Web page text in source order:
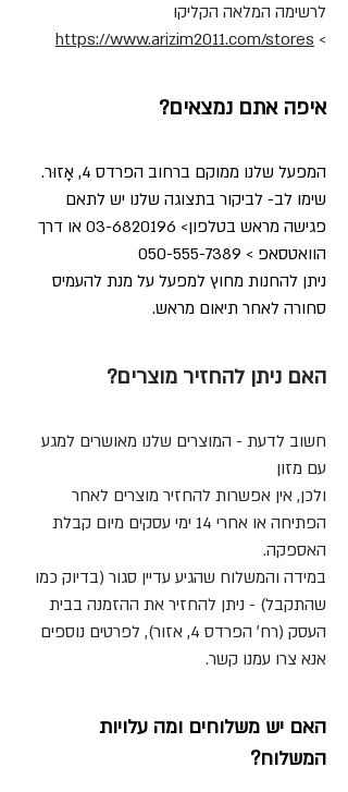
לרשימה המלאה הקליקו
>
https://www.arizim2011.com/stores
איפה אתם נמצאים?
המפעל שלנו ממוקם ברחוב הפרדס 4, אָזוּר.
שימו לב- לביקור בתצוגה שלנו יש לתאם
פגישה מראש בטלפון> 03-6820196 או דרך
הוואטסאפ > 050-555-7389
ניתן להחנות מחוץ למפעל על מנת להעמיס
סחורה לאחר תיאום מראש.
האם ניתן להחזיר מוצרים?
חשוב לדעת - המוצרים שלנו מאושרים למגע
עם מזון
ולכן, אין אפשרות להחזיר מוצרים לאחר
הפתיחה או אחרי 14 ימי עסקים מיום קבלת
האספקה.
במידה והמשלוח שהגיע עדיין סגור (בדיוק כמו
שהתקבל) - ניתן להחזיר את ההזמנה בבית
העסק (רח׳ הפרדס 4, אזור), לפרטים נוספים
אנא צרו עמנו קשר.
האם יש משלוחים ומה עלויות
המשלוח?